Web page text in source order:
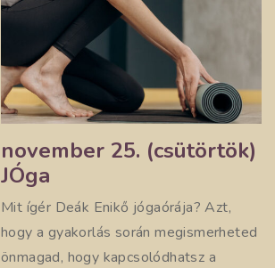
november 25. (csütörtök)
JÓga
Mit ígér Deák Enikő jógaórája? Azt,
hogy a gyakorlás során megismerheted
önmagad, hogy kapcsolódhatsz a